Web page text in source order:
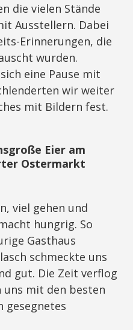
die vielen Stände
Ausstellern. Dabei
Erinnerungen, die
wurden.
eine Pause mit
wir weiter
mit Bildern fest.
Eier am
Ostermarkt
viel gehen und
hungrig. So
Gasthaus
schmeckte uns
gut. Die Zeit verflog
mit den besten
gesegnetes